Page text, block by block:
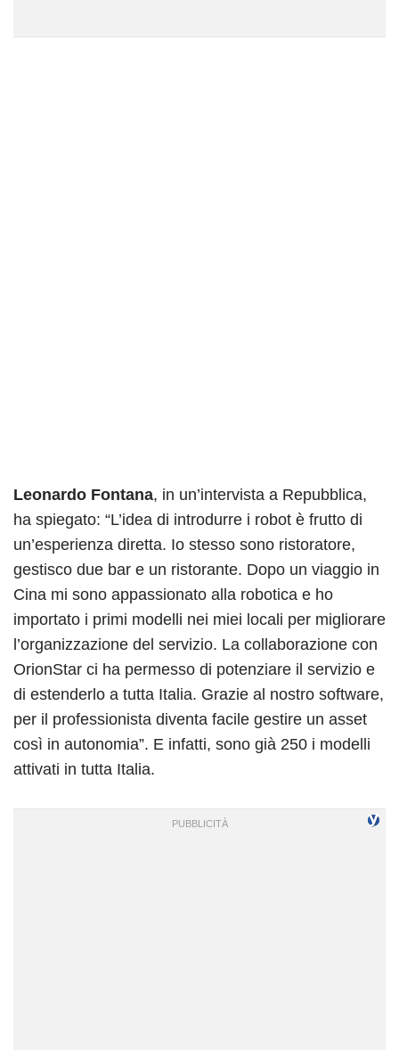
Leonardo Fontana, in un’intervista a Repubblica,
ha spiegato: “L’idea di introdurre i robot è frutto di
un’esperienza diretta. Io stesso sono ristoratore,
gestisco due bar e un ristorante. Dopo un viaggio in
Cina mi sono appassionato alla robotica e ho
importato i primi modelli nei miei locali per migliorare
l’organizzazione del servizio. La collaborazione con
OrionStar ci ha permesso di potenziare il servizio e
di estenderlo a tutta Italia. Grazie al nostro software,
per il professionista diventa facile gestire un asset
così in autonomia”. E infatti, sono già 250 i modelli
attivati in tutta Italia.